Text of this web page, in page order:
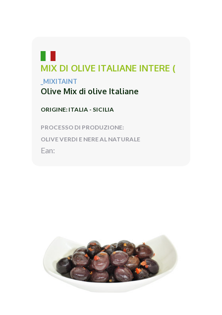
MIX DI OLIVE ITALIANE INTERE (
_MIXITAINT
Olive Mix di olive Italiane
ORIGINE: ITALIA - SICILIA
PROCESSO DI PRODUZIONE:
OLIVE VERDI E NERE AL NATURALE
Ean: